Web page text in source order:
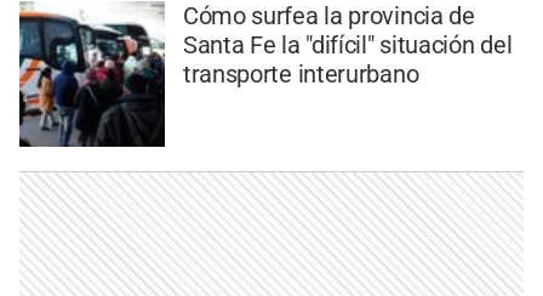
Cómo surfea la provincia de
Santa Fe la "difícil" situación del
transporte interurbano